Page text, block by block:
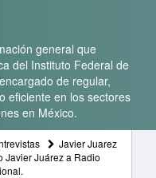
general que
del Instituto Federal de
de regular,
eficiente en los sectores
en México.
Javier Juarez
Javier Juárez a Radio